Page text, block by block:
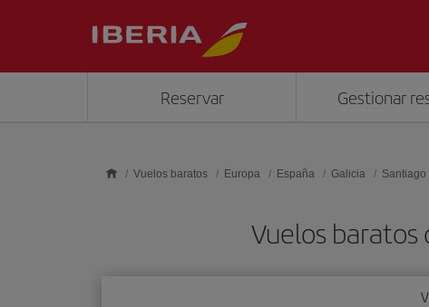
Reservar Gestionar
Vuelos baratos Europa España Galicia
Vuelos baratos